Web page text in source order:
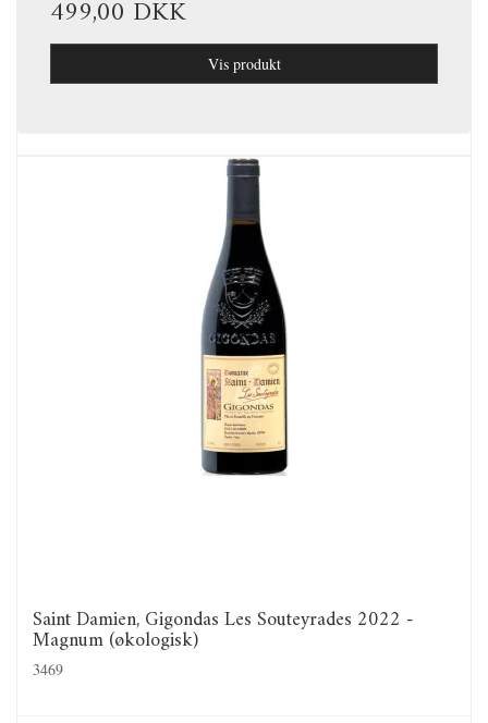
499,00 DKK
Vis produkt
Saint Damien, Gigondas Les Souteyrades 2022 -
Magnum (økologisk)
3469